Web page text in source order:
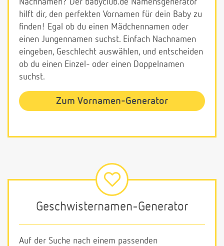
Nachnamen? Der babyclub.de Namensgenerator
hilft dir, den perfekten Vornamen für dein Baby zu
finden! Egal ob du einen Mädchennamen oder
einen Jungennamen suchst. Einfach Nachnamen
eingeben, Geschlecht auswählen, und entscheiden
ob du einen Einzel- oder einen Doppelnamen
suchst.
Zum Vornamen-Generator
Geschwisternamen-Generator
Auf der Suche nach einem passenden